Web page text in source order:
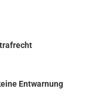
Entwarnung